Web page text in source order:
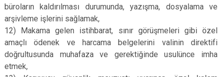
büroların kaldırılması durumunda, yazışma, dosyalama ve
arşivleme işlerini sağlamak,
12) Makama gelen istihbarat, sınır görüşmeleri gibi özel
amaçlı ödenek ve harcama belgelerini valinin direktifi
doğrultusunda muhafaza ve gerektiğinde usulünce imha
etmek,